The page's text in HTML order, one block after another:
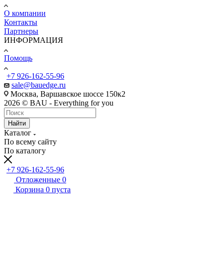
О компании
Контакты
Партнеры
ИНФОРМАЦИЯ
Помощь
+7 926-162-55-96
sale@bauedge.ru
Москва, Варшавское шоссе 150к2
2026 © BAU - Everything for you
Найти
Каталог
По всему сайту
По каталогу
+7 926-162-55-96
Отложенные 0
Корзина 0 пуста